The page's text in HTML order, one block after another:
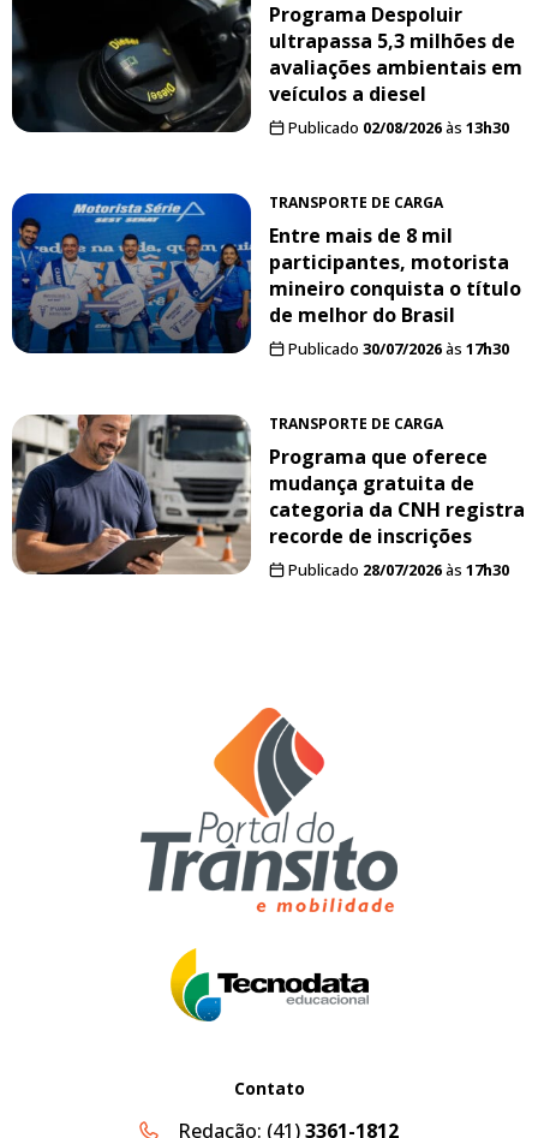
Programa Despoluir
ultrapassa 5,3 milhões de
avaliações ambientais em
veículos a diesel
Publicado 02/08/2026às 13h30
TRANSPORTE DE CARGA
Entre mais de 8 mil
participantes, motorista
mineiro conquista o título
de melhor do Brasil
Publicado 30/07/2026às 17h30
TRANSPORTE DE CARGA
Programa que oferece
mudança gratuita de
categoria da CNH registra
recorde de inscrições
Publicado 28/07/2026às 17h30
Contato
Redação: (41)3361-1812